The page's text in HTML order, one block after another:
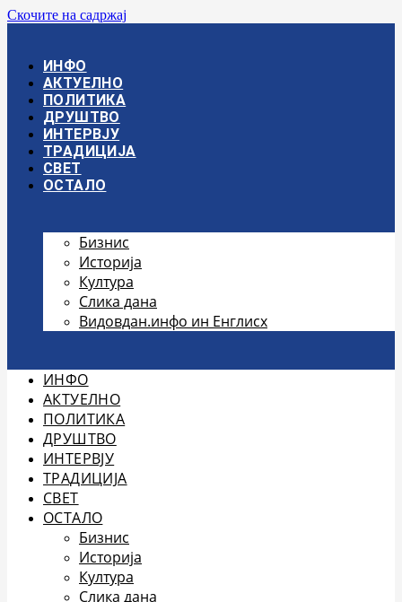
Скочите на садржај
ИНФО
АКТУЕЛНО
ПОЛИТИКА
ДРУШТВО
ИНТЕРВЈУ
ТРАДИЦИЈА
СВЕТ
ОСТАЛО
Бизнис
Историја
Култура
Слика дана
Видовдан.инфо ин Енглисх
ИНФО
АКТУЕЛНО
ПОЛИТИКА
ДРУШТВО
ИНТЕРВЈУ
ТРАДИЦИЈА
СВЕТ
ОСТАЛО
Бизнис
Историја
Култура
Слика дана